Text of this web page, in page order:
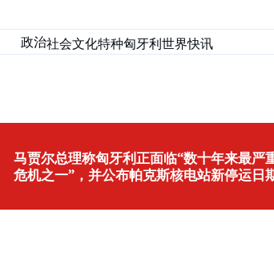
政治社会文化特种匈牙利世界快讯
马贾尔总理称匈牙利正面临“数十年来最严
危机之一”，并公布帕克斯核电站新停运日